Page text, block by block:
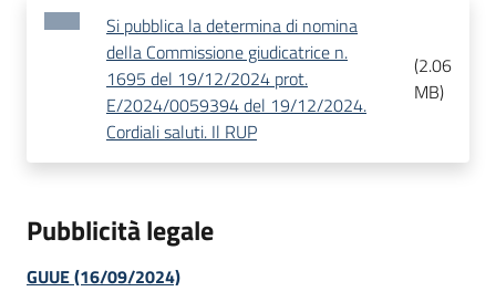
Si pubblica la determina di nomina
della Commissione giudicatrice n.
1695 del 19/12/2024 prot.
E/2024/0059394 del 19/12/2024.
Cordiali saluti. Il RUP
(2.06
MB)
Pubblicità legale
GUUE (16/09/2024)